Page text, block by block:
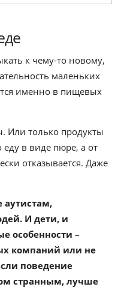
к чему-то новому,
маленьких
именно в пищевых
Или только продукты
еду в виде пюре, а от
отказывается. Даже
И дети, и
особенности –
компаний или не
поведение
странным, лучше